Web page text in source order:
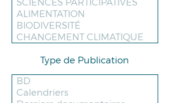
Type de Publication